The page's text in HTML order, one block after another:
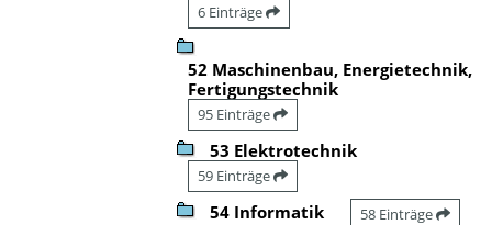
6 Einträge
52 Maschinenbau, Energietechnik,
Fertigungstechnik
95 Einträge
53 Elektrotechnik
59 Einträge
54 Informatik 58 Einträge